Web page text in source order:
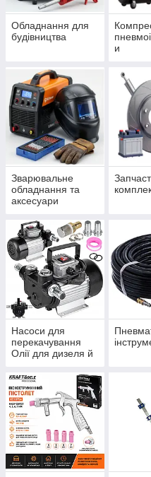
Обладнання для
будівництва
и
Зварювальне
обладнання та
аксесуари
Насоси для
перекачування
Олії для дизеля й